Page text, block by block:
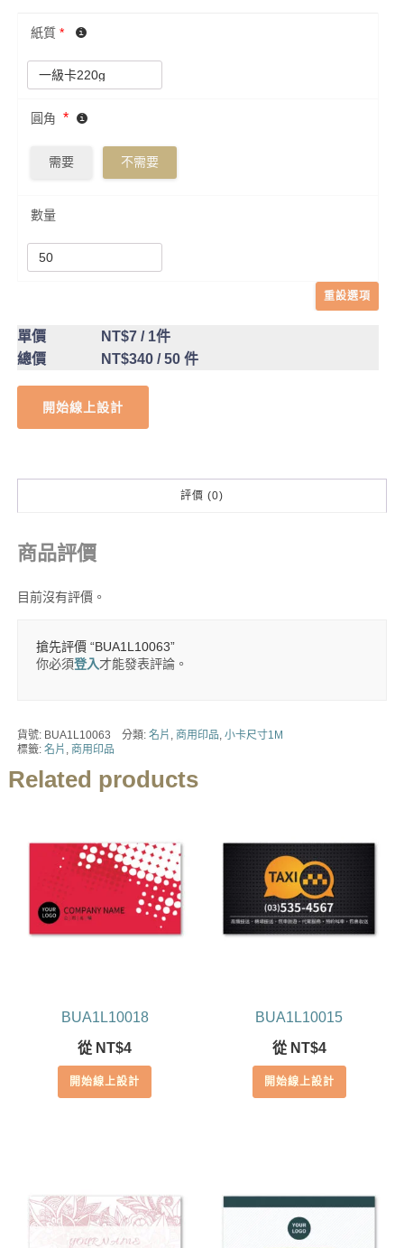
紙質 *
圓角 *
需要 不需要
數量
重設選項
單價 NT$7/ 1件
總價
NT$340/ 50 件
開始線上設計
評價 (0)
商品評價
目前沒有評價。
搶先評價 “BUA1L10063”
你必須登入才能發表評論。
貨號: BUA1L10063 分類: 名片 商用印品 小卡尺寸1M
標籤: 名片 商用印品
Related products
BUA1L10018
從 NT$4
開始線上設計
BUA1L10015
從 NT$4
開始線上設計